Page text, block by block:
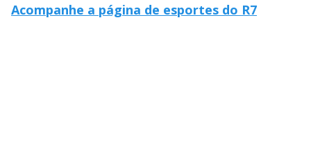
Acompanhe a página de esportes do R7